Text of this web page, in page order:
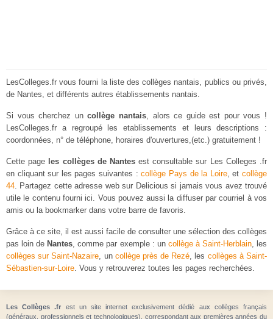
LesColleges.fr vous fourni la liste des collèges nantais, publics ou privés,
de Nantes, et différents autres établissements nantais.
Si vous cherchez uncollège nantais, alors ce guide est pour vous !
LesColleges.fr a regroupé les etablissements et leurs descriptions :
coordonnées, n° de téléphone, horaires d'ouvertures,(etc.) gratuitement !
Cette page les collèges de Nantesest consultable sur Les Colleges .fr
en cliquant sur les pages suivantes :collège Pays de la Loire, etcollège
44. Partagez cette adresse web sur Delicious si jamais vous avez trouvé
utile le contenu fourni ici. Vous pouvez aussi la diffuser par courriel à vos
amis ou la bookmarker dans votre barre de favoris.
Grâce à ce site, il est aussi facile de consulter une sélection des collèges
pas loin de Nantes, comme par exemple : un collège à Saint-Herblain, les
collèges sur Saint-Nazaire, un collège près de Rezé, les collèges à Saint-
Sébastien-sur-Loire. Vous y retrouverez toutes les pages recherchées.
Les Collèges .fr est un site internet exclusivement dédié aux collèges français
(généraux, professionnels et technologiques), correspondant aux premières années du